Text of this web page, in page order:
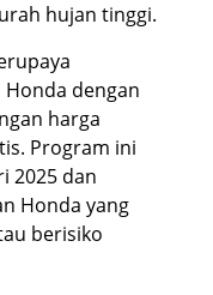
hujan tinggi.
dengan
harga
Program ini
2025 dan
Honda yang
berisiko